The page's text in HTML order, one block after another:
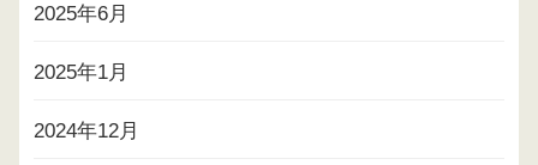
2025年6月
2025年1月
2024年12月